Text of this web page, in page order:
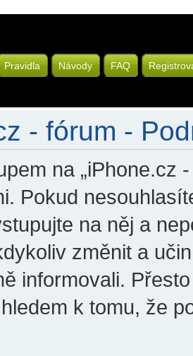
Pravidla Návody FAQ
- fórum -
na „iPhone.cz
Pokud
na něj a
změnit a
informovali.
k tomu, že